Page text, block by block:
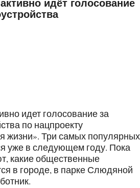
идёт голосование
идет голосование за
по нацпроекту
жизни». Три самых популярных
уже в следующем году. Пока
какие общественные
в городе, в парке Слюдяной